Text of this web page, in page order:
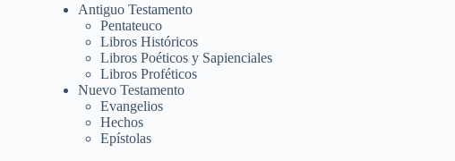
Antiguo Testamento
Pentateuco
Libros Históricos
Libros Poéticos y Sapienciales
Libros Proféticos
Nuevo Testamento
Evangelios
Hechos
Epístolas